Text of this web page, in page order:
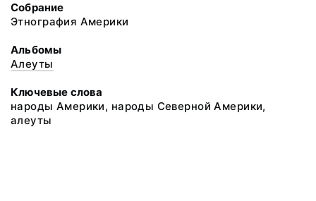
Собрание
Этнография Америки
Альбомы
Алеуты
Ключевые слова
народы Америки, народы Северной Америки,
алеуты